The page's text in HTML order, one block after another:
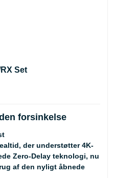
Set
forsinkelse
der understøtter 4K-
Zero-Delay teknologi, nu
af den nyligt åbnede